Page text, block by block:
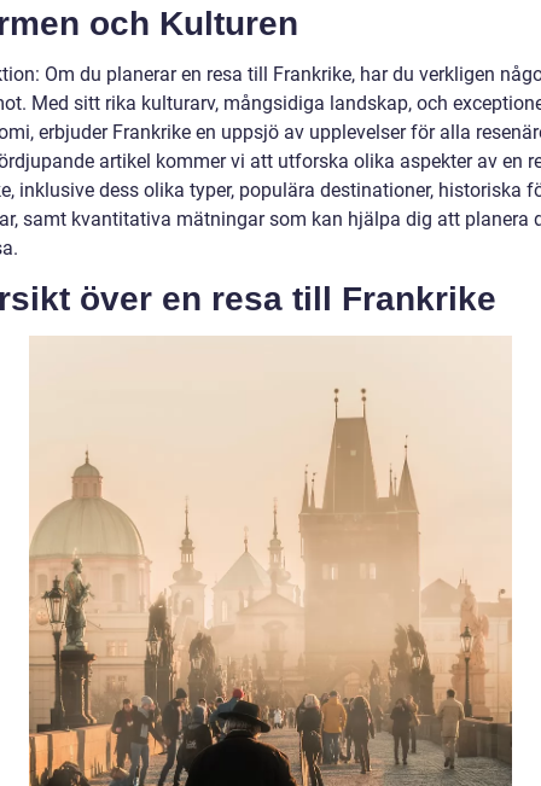
och Kulturen
Om du planerar en resa till Frankrike, har du verkligen
Med sitt rika kulturarv, mångsidiga landskap, och
erbjuder Frankrike en uppsjö av upplevelser för alla
artikel kommer vi att utforska olika aspekter av en
inklusive dess olika typer, populära destinationer, historiska
samt kvantitativa mätningar som kan hjälpa dig att planera
över en resa till Frankrike